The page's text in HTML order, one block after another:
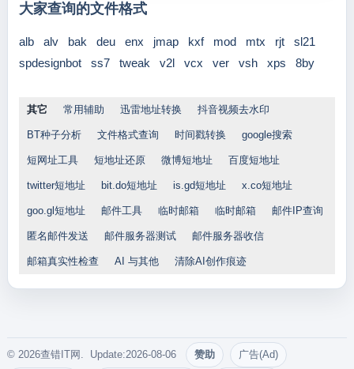
大家查询的文件格式
alb alv bak deu enx jmap kxf mod mtx rjt
sl21
spdesignbot
ss7 tweak v2l vcx ver vsh xps 8by
其它 常用辅助 迅雷地址转换 抖音视频去水印
BT种子分析 文件格式查询 时间戳转换 google搜索
短网址工具 短地址还原 微博短地址 百度短地址
twitter短地址 bit.do短地址 is.gd短地址 x.co短地址
goo.gl短地址 邮件工具 临时邮箱 临时邮箱 邮件IP查询
匿名邮件发送 邮件服务器测试 邮件服务器收信
邮箱真实性检查 AI 与其他 清除AI创作痕迹
© 2026查错IT网. Update:2026-08-06 赞助 广告(Ad)